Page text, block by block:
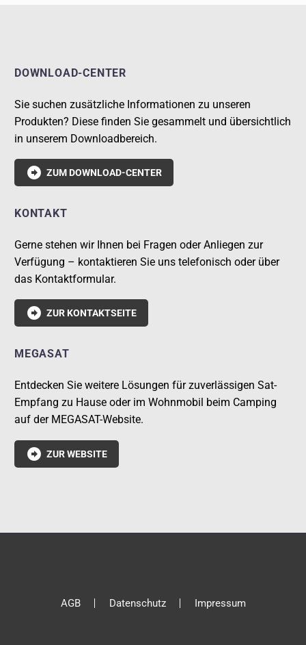
DOWNLOAD-CENTER
Sie suchen zusätzliche Informationen zu unseren
Produkten? Diese finden Sie gesammelt und übersichtlich
in unserem Downloadbereich.
 ZUM DOWNLOAD-CENTER
KONTAKT
Gerne stehen wir Ihnen bei Fragen oder Anliegen zur
Verfügung – kontaktieren Sie uns telefonisch oder über
das Kontaktformular.
 ZUR KONTAKTSEITE
MEGASAT
Entdecken Sie weitere Lösungen für zuverlässigen Sat-
Empfang zu Hause oder im Wohnmobil beim Camping
auf der MEGASAT-Website.
 ZUR WEBSITE
AGB Datenschutz Impressum